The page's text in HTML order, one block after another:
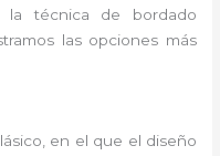
técnica de bordado
las opciones más
en el que el diseño